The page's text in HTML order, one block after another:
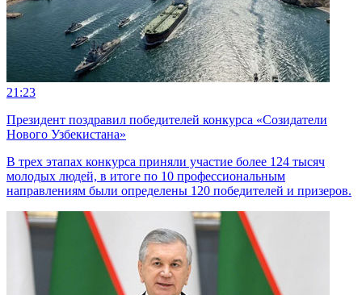
21:23
Президент поздравил победителей конкурса «Созидатели
Нового Узбекистана»
В трех этапах конкурса приняли участие более 124 тысяч
молодых людей, в итоге по 10 профессиональным
направлениям были определены 120 победителей и призеров.